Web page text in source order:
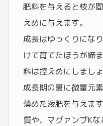
肥料を与えると枝が
えめに与えます。
成長はゆっくりにな
けて育てたほうが締
料は控えめにしましょ
成長期の夏に微量元
薄めた液肥を与えま
質や、マグァンプK